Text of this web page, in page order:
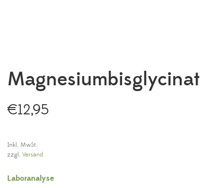
Magnesiumbisglycinat
€12,95
Inkl. MwSt.
zzgl. Versand
Laboranalyse